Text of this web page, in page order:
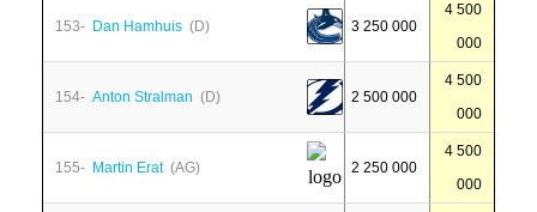
153- Dan Hamhuis (D) 3 250 000
4 500
000
154- Anton Stralman (D) 2 500 000
4 500
000
155- Martin Erat(AG) 2 250 000
4 500
000